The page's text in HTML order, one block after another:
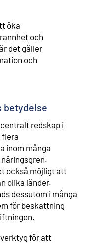
öka
och
det gäller
och
betydelse
redskap i
flera
inom många
också möjligt att
olika länder.
dessutom i många
för beskattning
för att